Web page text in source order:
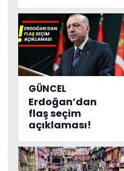
GÜNCEL
Erdoğan’dan
flaş seçim
açıklaması!